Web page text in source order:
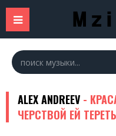
ALEX ANDREEV -
ЧЕРСТВОЙ ЕЙ